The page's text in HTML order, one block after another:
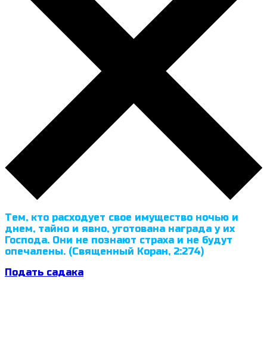
Тем, кто расходует свое имущество ночью и
днем, тайно и явно, уготована награда у их
Господа. Они не познают страха и не будут
опечалены. (Священный Коран, 2:274)
Подать садака